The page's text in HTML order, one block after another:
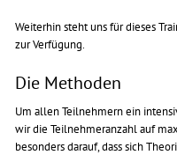
Weiterhin steht uns für dieses
zur Verfügung.
Die Methoden
Um allen Teilnehmern ein
wir die Teilnehmeranzahl auf
besonders darauf, dass sich